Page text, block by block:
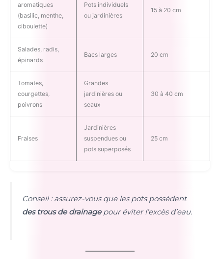
aromatiques
(basilic, menthe,
ciboulette)
Pots individuels
ou jardinières
15 à 20 cm
Salades, radis,
épinards
Bacs larges 20 cm
Tomates,
courgettes,
poivrons
Grandes
jardinières ou
seaux
30 à 40 cm
Fraises
Jardinières
suspendues ou
pots superposés
25 cm
Conseil : assurez-vous que les pots possèdent
des trous de drainagepour éviter l’excès d’eau.